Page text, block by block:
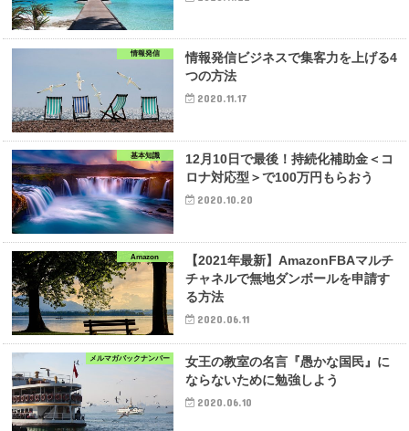
情報発信
情報発信ビジネスで集客力を上げる4
つの方法
2020.11.17
基本知識
12月10日で最後！持続化補助金＜コ
ロナ対応型＞で100万円もらおう
2020.10.20
Amazon
【2021年最新】AmazonFBAマルチ
チャネルで無地ダンボールを申請す
る方法
2020.06.11
メルマガバックナンバー
女王の教室の名言『愚かな国民』に
ならないために勉強しよう
2020.06.10